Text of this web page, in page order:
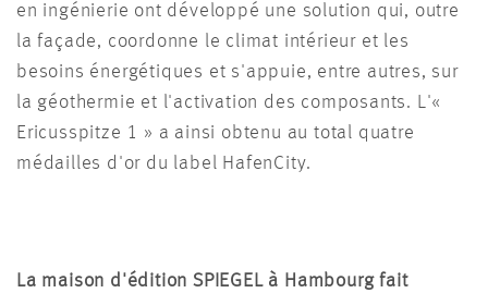
en ingénierie ont développé une solution qui, outre
la façade, coordonne le climat intérieur et les
besoins énergétiques et s'appuie, entre autres, sur
la géothermie et l'activation des composants. L'«
Ericusspitze 1 » a ainsi obtenu au total quatre
médailles d'or du label HafenCity.
La maison d'édition SPIEGEL à Hambourg fait